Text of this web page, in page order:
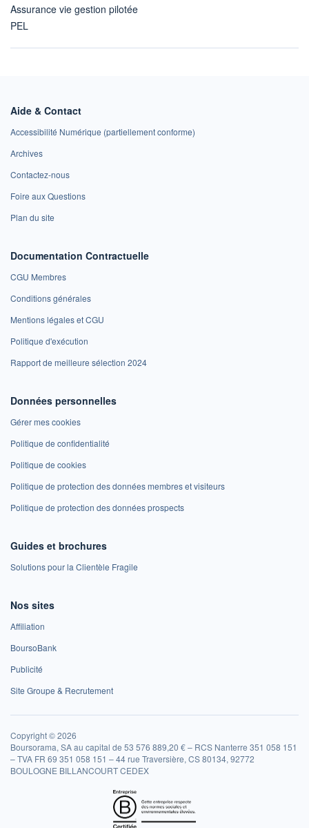
Assurance vie gestion pilotée
PEL
Aide & Contact
Accessibilité Numérique (partiellement conforme)
Archives
Contactez-nous
Foire aux Questions
Plan du site
Documentation Contractuelle
CGU Membres
Conditions générales
Mentions légales et CGU
Politique d'exécution
Rapport de meilleure sélection 2024
Données personnelles
Gérer mes cookies
Politique de confidentialité
Politique de cookies
Politique de protection des données membres et visiteurs
Politique de protection des données prospects
Guides et brochures
Solutions pour la Clientèle Fragile
Nos sites
Affiliation
BoursoBank
Publicité
Site Groupe & Recrutement
Copyright © 2026
Boursorama, SA au capital de 53 576 889,20 € – RCS Nanterre 351 058 151
– TVA FR 69 351 058 151 – 44 rue Traversière, CS 80134, 92772
BOULOGNE BILLANCOURT CEDEX